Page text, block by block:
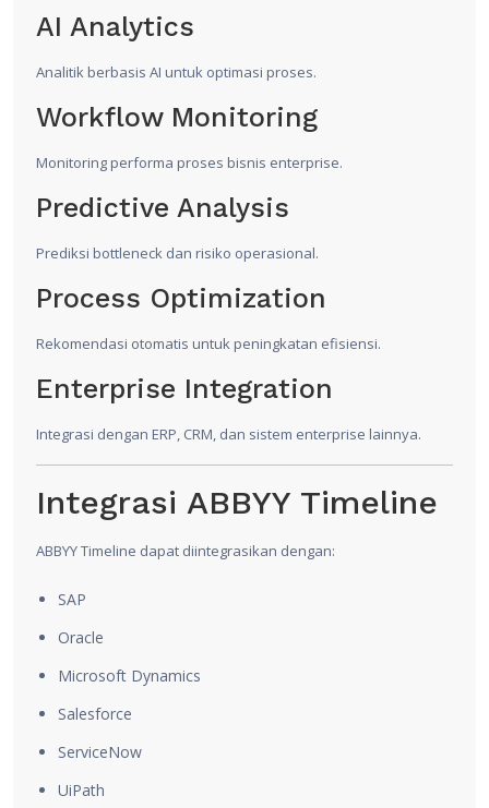
AI Analytics
Analitik berbasis AI untuk optimasi proses.
Workflow Monitoring
Monitoring performa proses bisnis enterprise.
Predictive Analysis
Prediksi bottleneck dan risiko operasional.
Process Optimization
Rekomendasi otomatis untuk peningkatan efisiensi.
Enterprise Integration
Integrasi dengan ERP, CRM, dan sistem enterprise lainnya.
Integrasi ABBYY Timeline
ABBYY Timeline dapat diintegrasikan dengan:
SAP
Oracle
Microsoft Dynamics
Salesforce
ServiceNow
UiPath